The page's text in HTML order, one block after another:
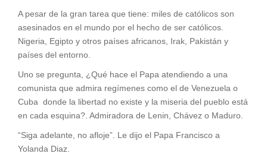
A pesar de la gran tarea que tiene: miles de católicos son
asesinados en el mundo por el hecho de ser católicos.
Nigeria, Egipto y otros países africanos, Irak, Pakistán y
países del entorno.
Uno se pregunta, ¿Qué hace el Papa atendiendo a una
comunista que admira regímenes como el de Venezuela o
Cuba donde la libertad no existe y la miseria del pueblo está
en cada esquina?. Admiradora de Lenin, Chávez o Maduro.
“Siga adelante, no afloje”. Le dijo el Papa Francisco a
Yolanda Diaz.